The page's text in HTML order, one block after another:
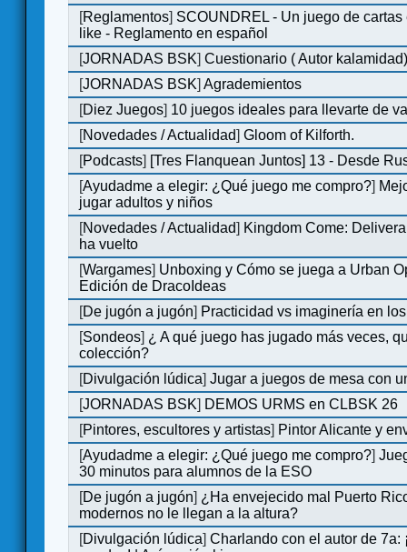
[Reglamentos] SCOUNDREL - Un juego de
like - Reglamento en español
[JORNADAS BSK]Cuestionario ( Autor
[JORNADAS BSK]Agrademientos
[Diez Juegos] 10 juegos ideales para llevarte de
[Novedades / Actualidad]Gloom of Kilforth.
[Podcasts] [Tres Flanquean Juntos] 13 - Desde
[Ayudadme a elegir: ¿Qué juego me compro?]
jugar adultos y niños
[Novedades / Actualidad] Kingdom Come:
ha vuelto
[Wargames] Unboxing y Cómo se juega a Urban
Edición de DracoIdeas
[De jugón a jugón] Practicidad vs imaginería en
[Sondeos] ¿ A qué juego has jugado más veces,
colección?
[Divulgación lúdica]Jugar a juegos de mesa con
[JORNADAS BSK] DEMOS URMS en CLBSK 26
[Pintores, escultores y artistas] Pintor Alicante y
[Ayudadme a elegir: ¿Qué juego me compro?]
30 minutos para alumnos de la ESO
[De jugón a jugón] ¿Ha envejecido mal Puerto
modernos no le llegan a la altura?
[Divulgación lúdica]Charlando con el autor de 7a: